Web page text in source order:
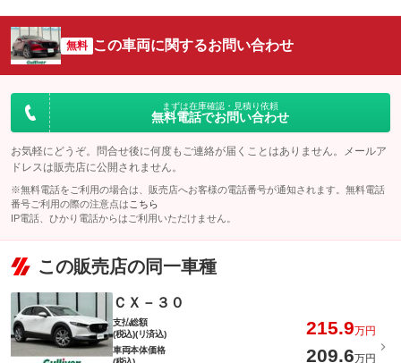
無料 この車両に関するお問い合わせ
まずは在庫確認・見積り依頼
無料電話でお問い合わせ
お気軽にどうぞ。問合せ後に何度もご連絡が届くことはありません。メールア
ドレスは販売店に公開されません。
※無料電話をご利用の場合は、販売店へお客様の電話番号が通知されます。無料電話
番号ご利用の際の注意点は こちら
IP電話、ひかり電話からはご利用いただけません。
この販売店の同一車種
ＣＸ－３０
支払総額
(税込)(リ済込)
215.9万円
車両本体価格
209.6万円